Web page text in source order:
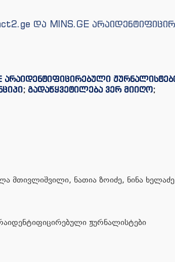
და MINS.GE
არაიდენტიფიცირებული
; გადაწყვეტილება ვერ მიიღო;
მთივლიშვილი, ნათია ზოიძე, ნინა
ჟურნალისტები